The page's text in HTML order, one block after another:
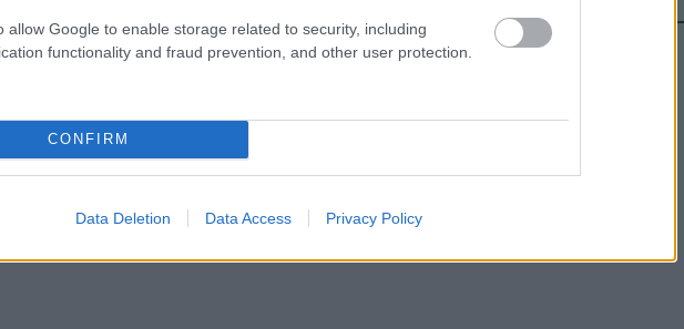
allow Google to enable storage related to security, including
functionality and fraud prevention, and other user protection.
CONFIRM
Data Deletion Data Access Privacy Policy